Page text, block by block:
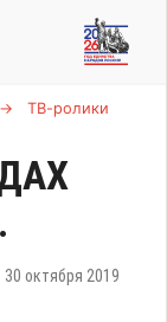
→
ТВ-ролики
30 октября 2019